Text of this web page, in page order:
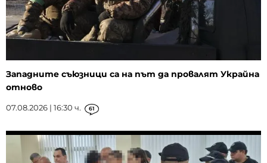
Западните съюзници са на път да провалят Украйна
отново
07.08.2026 | 16:30 ч. 61